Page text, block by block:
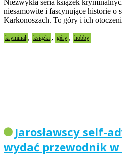
Niezwykła seria książek
niesamowite i fascynujące historie o
Karkonoszach. To góry i ich
kryminał , książki , góry , hobby
Jarosławscy self-
wydać przewodnik